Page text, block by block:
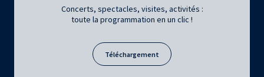
Concerts, spectacles, visites, activités :
toute la programmation en un clic !
Téléchargement